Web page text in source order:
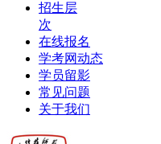
招生层
次
在线报名
学考网动态
学员留影
常见问题
关于我们